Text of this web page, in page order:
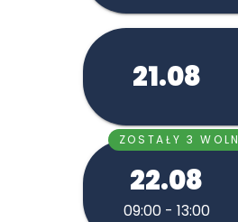
21.08
ZOSTAŁY 3
22.08
09:00 - 13:00